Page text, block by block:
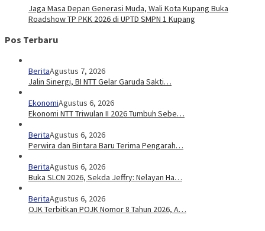
Jaga Masa Depan Generasi Muda, Wali Kota Kupang Buka
Roadshow TP PKK 2026 di UPTD SMPN 1 Kupang
Pos Terbaru
BeritaAgustus 7, 2026
Jalin Sinergi, BI NTT Gelar Garuda Sakti…
EkonomiAgustus 6, 2026
Ekonomi NTT Triwulan II 2026 Tumbuh Sebe…
BeritaAgustus 6, 2026
Perwira dan Bintara Baru Terima Pengarah…
BeritaAgustus 6, 2026
Buka SLCN 2026, Sekda Jeffry: Nelayan Ha…
BeritaAgustus 6, 2026
OJK Terbitkan POJK Nomor 8 Tahun 2026, A…